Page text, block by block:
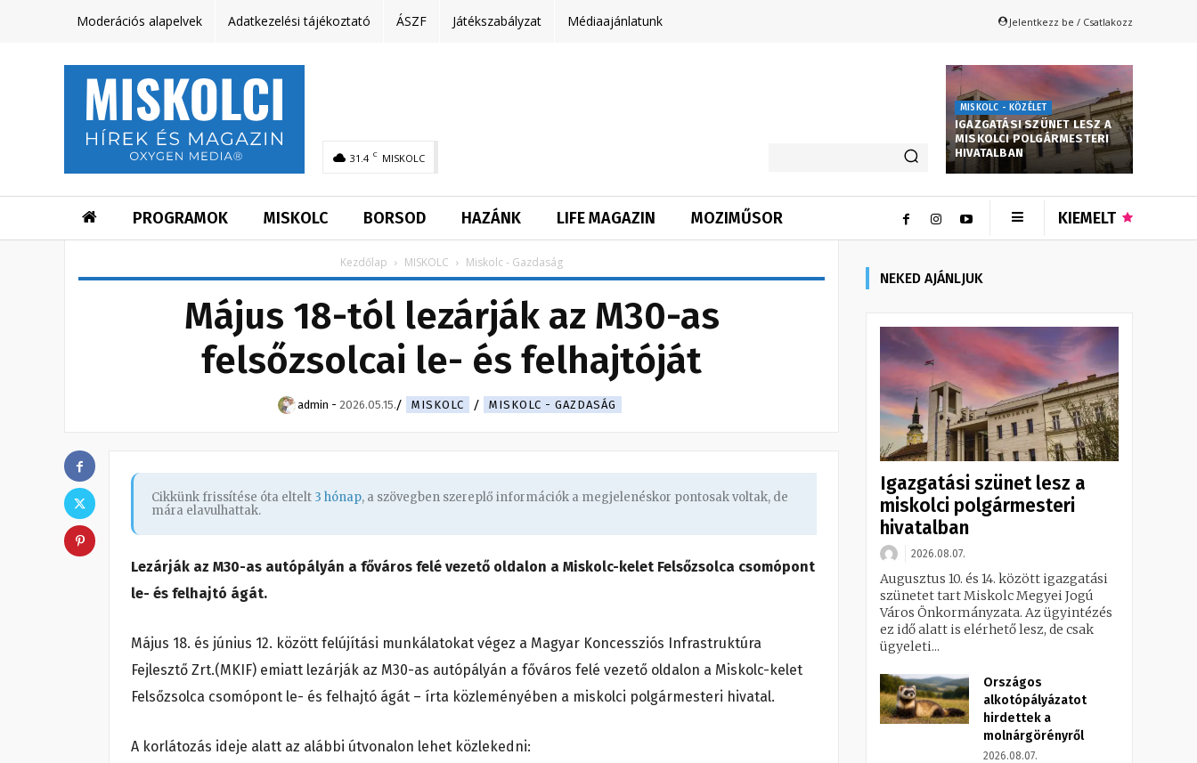
Moderációs alapelvek Adatkezelési tájékoztató ÁSZF Játékszabályzat Médiaajánlatunk Jelentkezz be / Csatlakozz
31.4 C MISKOLC
MISKOLC - KÖZÉLET
IGAZGATÁSI SZÜNET LESZ A
MISKOLCI POLGÁRMESTERI
HIVATALBAN
PROGRAMOK MISKOLC BORSOD HAZÁNK LIFE MAGAZIN MOZIMŰSOR KIEMELT
Kezdőlap MISKOLC Miskolc - Gazdaság
Május 18-tól lezárják az M30-as
felsőzsolcai le- és felhajtóját
admin - 2026.05.15. MISKOLC MISKOLC - GAZDASÁG
Cikkünk frissítése óta eltelt 3 hónap, a szövegben szereplő információk a megjelenéskor pontosak voltak, de
mára elavulhattak.
Lezárják az M30-as autópályán a főváros felé vezető oldalon a Miskolc-kelet Felsőzsolca csomópont
le- és felhajtó ágát.
Május 18. és június 12. között felújítási munkálatokat végez a Magyar Koncessziós Infrastruktúra
Fejlesztő Zrt.(MKIF) emiatt lezárják az M30-as autópályán a főváros felé vezető oldalon a Miskolc-kelet
Felsőzsolca csomópont le- és felhajtó ágát – írta közleményében a miskolci polgármesteri hivatal.
A korlátozás ideje alatt az alábbi útvonalon lehet közlekedni:
NEKED AJÁNLJUK
Igazgatási szünet lesz a
miskolci polgármesteri
hivatalban
2026.08.07.
Augusztus 10. és 14. között igazgatási
szünetet tart Miskolc Megyei Jogú
Város Önkormányzata. Az ügyintézés
ez idő alatt is elérhető lesz, de csak
ügyeleti...
Országos
alkotópályázatot
hirdettek a
molnárgörényről
2026.08.07.